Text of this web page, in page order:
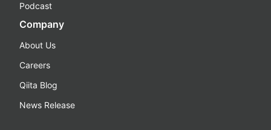
Podcast
Company
About Us
Careers
Qiita Blog
News Release